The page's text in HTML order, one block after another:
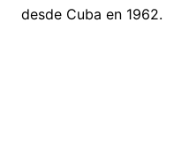
desde Cuba en 1962.